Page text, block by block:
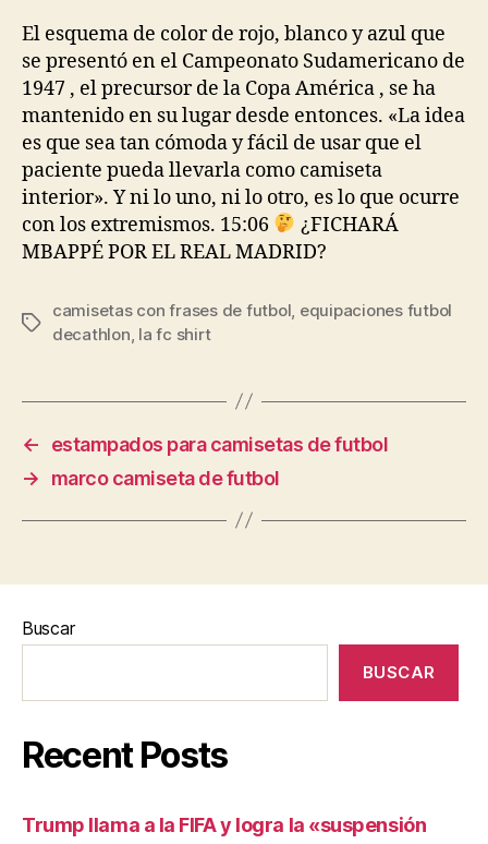
El esquema de color de rojo, blanco y azul que
se presentó en el Campeonato Sudamericano de
1947 , el precursor de la Copa América , se ha
mantenido en su lugar desde entonces. «La idea
es que sea tan cómoda y fácil de usar que el
paciente pueda llevarla como camiseta
interior». Y ni lo uno, ni lo otro, es lo que ocurre
con los extremismos. 15:06
¿FICHARÁ
MBAPPÉ POR EL REAL MADRID?
Etiquetas
camisetas con frases de futbol equipaciones futbol
decathlon la fc shirt
←
estampados para camisetas de futbol
→
marco camiseta de futbol
Buscar
BUSCAR
Recent Posts
Trump llama a la FIFA y logra la «suspensión